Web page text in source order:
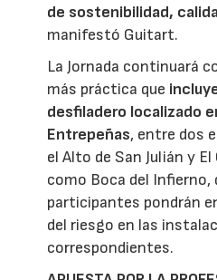
de sostenibilidad,
manifestó Guitart.
La Jornada continuará
más práctica que
desfiladero localizado
Entrepeñas, entre dos
el Alto de San Julián y
como Boca del Infierno,
participantes pondrán
del riesgo en las
correspondientes.